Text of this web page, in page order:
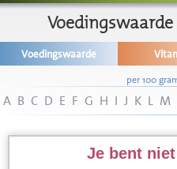
Informatie
Disclaimer
Voedingswaarde
per 100
A B C D E F G H I J K L M
Je bent